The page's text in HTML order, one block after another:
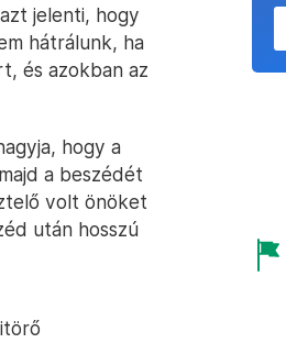
jelenti, hogy
hátrálunk, ha
és azokban az
hogy a
a beszédét
volt önöket
után hosszú